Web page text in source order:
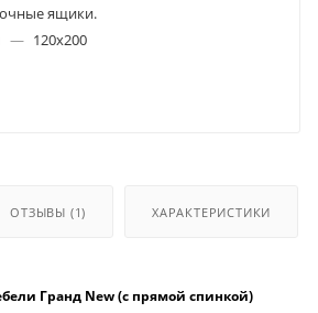
ящики.
— 120х200
ОТЗЫВЫ (1) ХАРАКТЕРИСТИКИ
Гранд New (с прямой спинкой)